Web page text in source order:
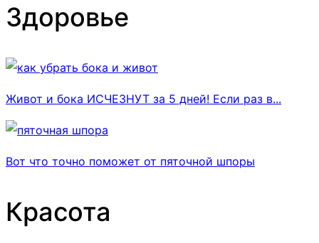
Здоровье
Живот и бока ИСЧЕЗНУТ за 5 дней! Если раз в...
Вот что точно поможет от пяточной шпоры
Красота